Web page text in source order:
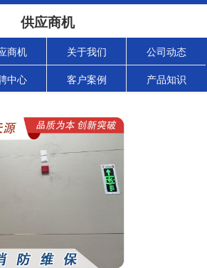
供应商机
商机 关于我们 公司动态
中心 客户案例 产品知识